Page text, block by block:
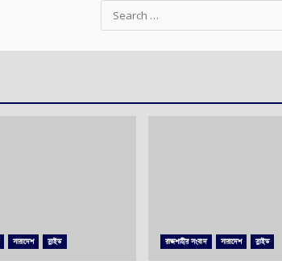
Search
for:
সারাদেশ স্লাইড রাজশাহীর সংবাদ সারাদেশ স্লাইড